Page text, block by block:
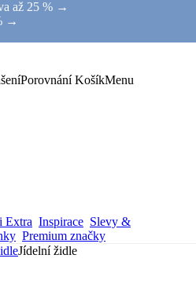
až 25 % →
→
Porovnání KošíkMenu
Extra Inspirace Slevy &
Premium značky
Jídelní židle